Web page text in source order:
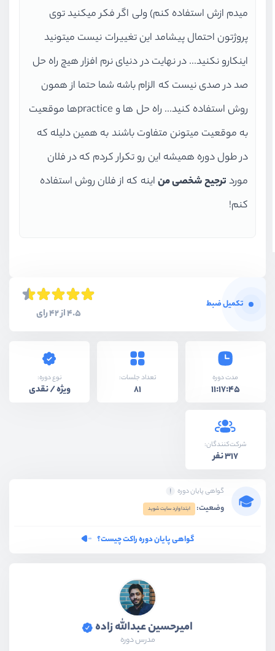
میدم ازش استفاده کنم) ولی اگر فکر میکنید توی
پروژتون احتمال پیشامد این تغییرات نیست میتونید
اینکارو نکنید... در نهایت در دنیای نرم افزار هیچ راه حل
صد در صدی نیست که الزام باشه شما حتما از همون
روش استفاده کنید... راه حل ها و practiceها موقعیت
به موقعیت میتونن متفاوت باشند به همین دلیله که
در طول دوره همیشه این رو تکرار کردم که در فلان
موردترجیح شخصی مناینه که از فلان روش استفاده
کنم!
تکمیل ضبط
4.5 از 42 رای
مدت دوره
11:17:45
تعداد جلسات:
81
نوع دوره:
ویژه / نقدی
شرکت‌کنندگان:
317 نفر
گواهی پایان دوره
وضعیت: ابتدا وارد سایت شوید
گواهی پایان دوره راکت چیست؟
امیرحسین عبدالله زاده
مدرس دوره